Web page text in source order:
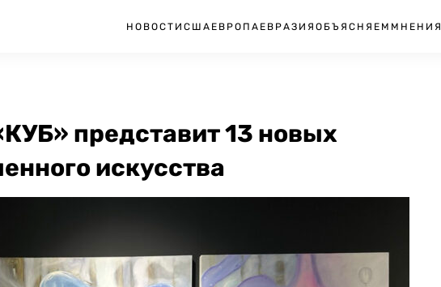
НОВОСТИ США ЕВРОПА ЕВРАЗИЯ ОБЪЯСНЯЕМ МНЕНИЯ
представит 13 новых
искусства